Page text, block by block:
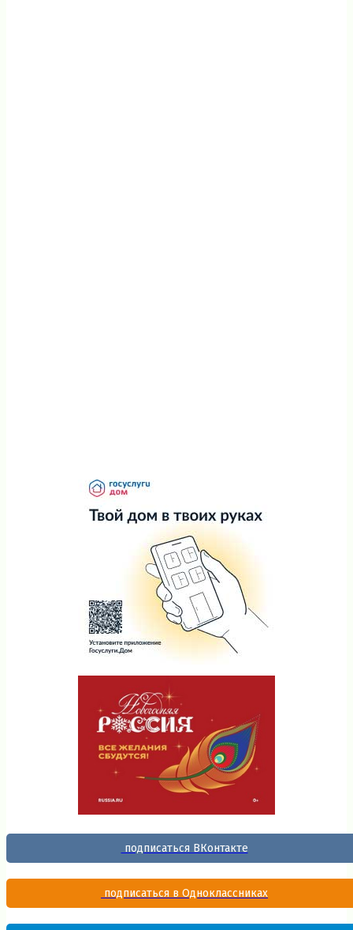
подписаться ВКонтакте
подписаться в Одноклассниках